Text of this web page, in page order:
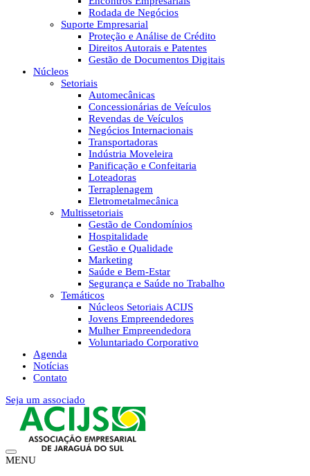
Rodada de Negócios
Suporte Empresarial
Proteção e Análise de Crédito
Direitos Autorais e Patentes
Gestão de Documentos Digitais
Núcleos
Setoriais
Automecânicas
Concessionárias de Veículos
Revendas de Veículos
Negócios Internacionais
Transportadoras
Indústria Moveleira
Panificação e Confeitaria
Loteadoras
Terraplenagem
Eletrometalmecânica
Multissetoriais
Gestão de Condomínios
Hospitalidade
Gestão e Qualidade
Marketing
Saúde e Bem-Estar
Segurança e Saúde no Trabalho
Temáticos
Núcleos Setoriais ACIJS
Jovens Empreendedores
Mulher Empreendedora
Voluntariado Corporativo
Agenda
Notícias
Contato
Seja um associado
MENU